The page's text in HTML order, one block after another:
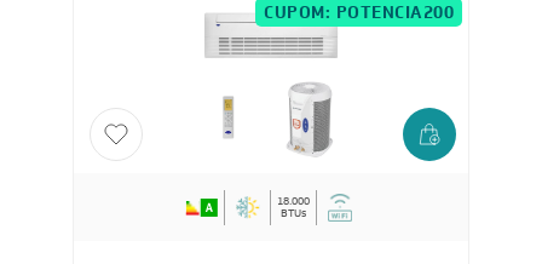
CUPOM: POTENCIA200
18.000
BTUs